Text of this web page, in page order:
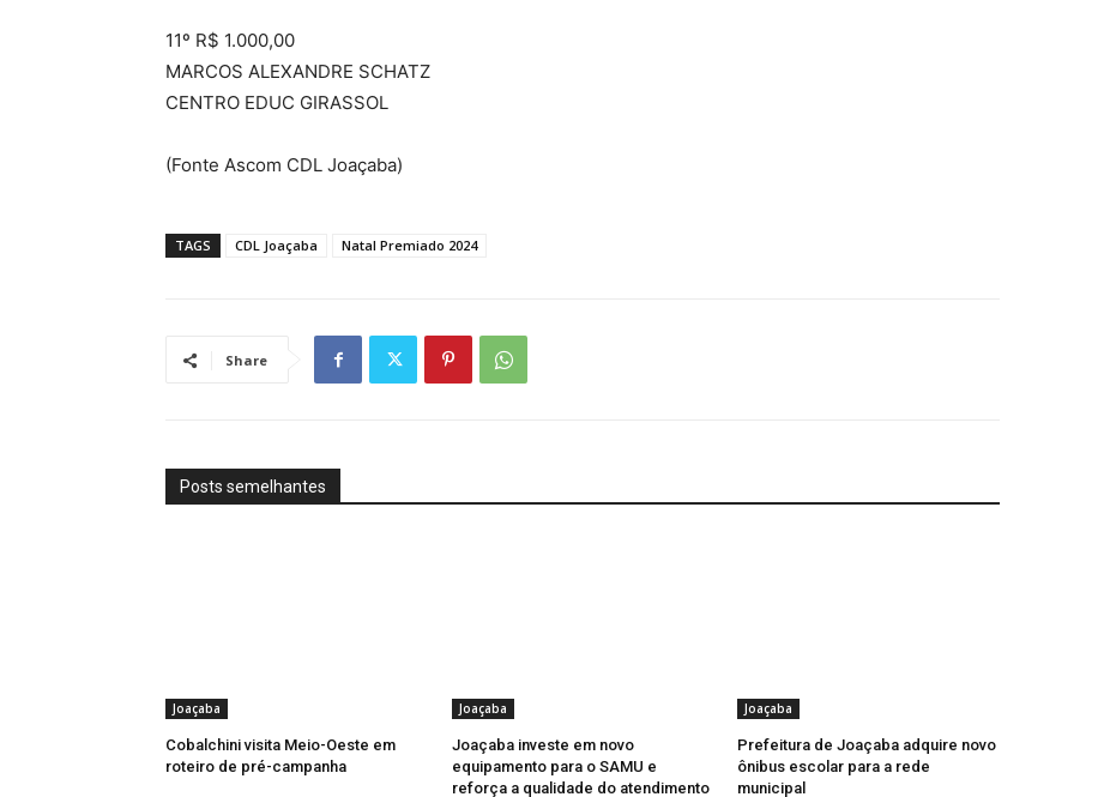
11º R$ 1.000,00
MARCOS ALEXANDRE SCHATZ
CENTRO EDUC GIRASSOL
(Fonte Ascom CDL Joaçaba)
TAGS CDL Joaçaba Natal Premiado 2024
Share
Posts semelhantes
Joaçaba
Cobalchini visita Meio-Oeste em
roteiro de pré-campanha
Joaçaba
Joaçaba investe em novo
equipamento para o SAMU e
reforça a qualidade do atendimento
Joaçaba
Prefeitura de Joaçaba adquire novo
ônibus escolar para a rede
municipal